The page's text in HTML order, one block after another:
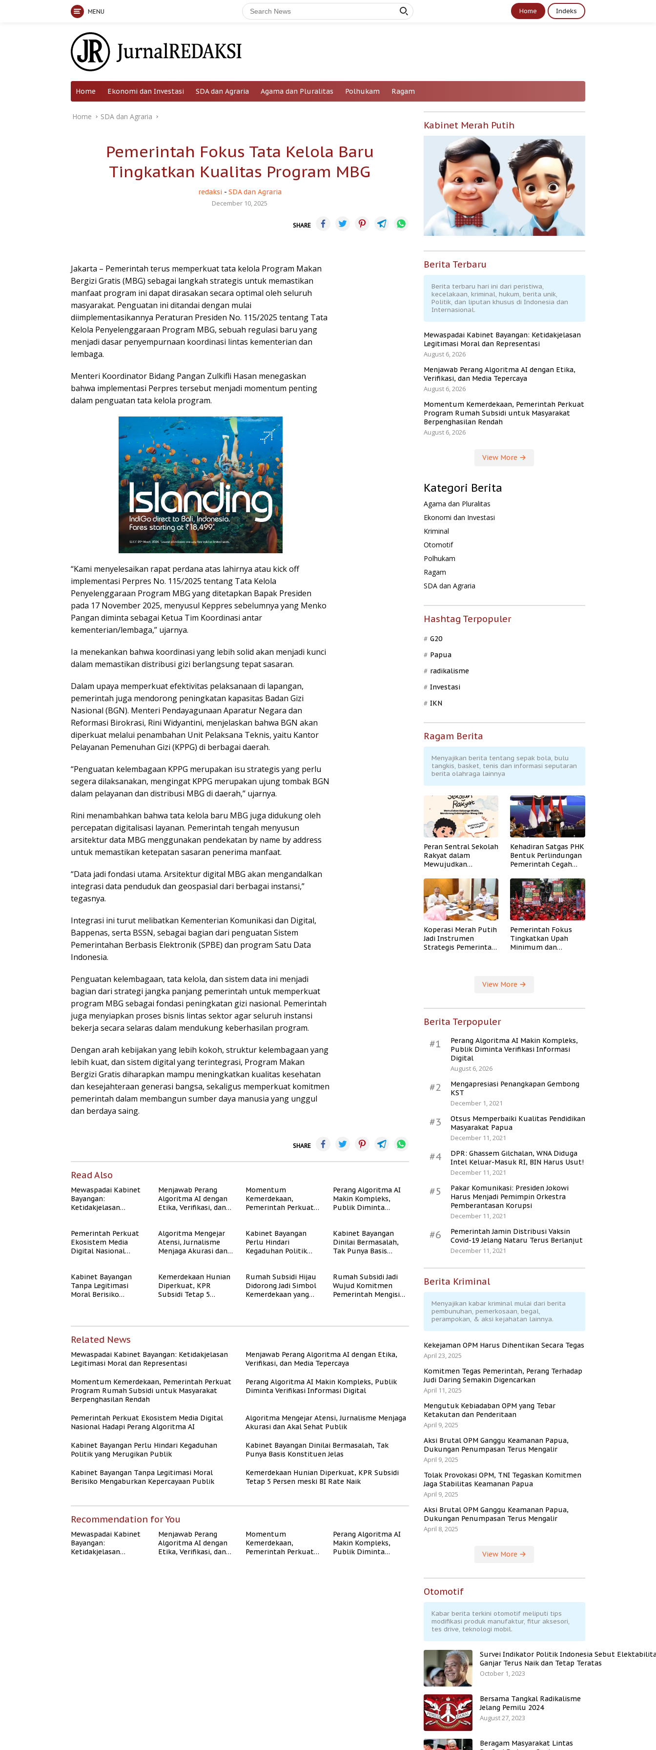
MENU Home Indeks
Home Ekonomi dan Investasi SDA dan Agraria Agama dan Pluralitas Polhukam Ragam
Home SDA dan Agraria
Pemerintah Fokus Tata Kelola Baru
Tingkatkan Kualitas Program MBG
redaksi - SDA dan Agraria
December 10, 2025
SHARE
Jakarta – Pemerintah terus memperkuat tata kelola Program Makan
Bergizi Gratis (MBG) sebagai langkah strategis untuk memastikan
manfaat program ini dapat dirasakan secara optimal oleh seluruh
masyarakat. Penguatan ini ditandai dengan mulai
diimplementasikannya Peraturan Presiden No. 115/2025 tentang Tata
Kelola Penyelenggaraan Program MBG, sebuah regulasi baru yang
menjadi dasar penyempurnaan koordinasi lintas kementerian dan
lembaga.
Menteri Koordinator Bidang Pangan Zulkifli Hasan menegaskan
bahwa implementasi Perpres tersebut menjadi momentum penting
dalam penguatan tata kelola program.
“Kami menyelesaikan rapat perdana atas lahirnya atau kick off
implementasi Perpres No. 115/2025 tentang Tata Kelola
Penyelenggaraan Program MBG yang ditetapkan Bapak Presiden
pada 17 November 2025, menyusul Keppres sebelumnya yang Menko
Pangan diminta sebagai Ketua Tim Koordinasi antar
kementerian/lembaga,” ujarnya.
Ia menekankan bahwa koordinasi yang lebih solid akan menjadi kunci
dalam memastikan distribusi gizi berlangsung tepat sasaran.
Dalam upaya memperkuat efektivitas pelaksanaan di lapangan,
pemerintah juga mendorong peningkatan kapasitas Badan Gizi
Nasional (BGN). Menteri Pendayagunaan Aparatur Negara dan
Reformasi Birokrasi, Rini Widyantini, menjelaskan bahwa BGN akan
diperkuat melalui penambahan Unit Pelaksana Teknis, yaitu Kantor
Pelayanan Pemenuhan Gizi (KPPG) di berbagai daerah.
“Penguatan kelembagaan KPPG merupakan isu strategis yang perlu
segera dilaksanakan, mengingat KPPG merupakan ujung tombak BGN
dalam pelayanan dan distribusi MBG di daerah,” ujarnya.
Rini menambahkan bahwa tata kelola baru MBG juga didukung oleh
percepatan digitalisasi layanan. Pemerintah tengah menyusun
arsitektur data MBG menggunakan pendekatan by name by address
untuk memastikan ketepatan sasaran penerima manfaat.
“Data jadi fondasi utama. Arsitektur digital MBG akan mengandalkan
integrasi data penduduk dan geospasial dari berbagai instansi,”
tegasnya.
Integrasi ini turut melibatkan Kementerian Komunikasi dan Digital,
Bappenas, serta BSSN, sebagai bagian dari penguatan Sistem
Pemerintahan Berbasis Elektronik (SPBE) dan program Satu Data
Indonesia.
Penguatan kelembagaan, tata kelola, dan sistem data ini menjadi
bagian dari strategi jangka panjang pemerintah untuk memperkuat
program MBG sebagai fondasi peningkatan gizi nasional. Pemerintah
juga menyiapkan proses bisnis lintas sektor agar seluruh instansi
bekerja secara selaras dalam mendukung keberhasilan program.
Dengan arah kebijakan yang lebih kokoh, struktur kelembagaan yang
lebih kuat, dan sistem digital yang terintegrasi, Program Makan
Bergizi Gratis diharapkan mampu meningkatkan kualitas kesehatan
dan kesejahteraan generasi bangsa, sekaligus memperkuat komitmen
pemerintah dalam membangun sumber daya manusia yang unggul
dan berdaya saing.
SHARE
Read Also
Mewaspadai Kabinet
Bayangan:
Ketidakjelasan
Menjawab Perang
Algoritma AI dengan
Etika, Verifikasi, dan
Momentum
Kemerdekaan,
Pemerintah Perkuat
Masyarakat
Berpenghasilan
Rendah
Perang Algoritma AI
Makin Kompleks,
Publik Diminta
Pemerintah Perkuat
Ekosistem Media
Digital Nasional
Algoritma Mengejar
Atensi, Jurnalisme
Menjaga Akurasi dan
Kabinet Bayangan
Perlu Hindari
Kegaduhan Politik
Kabinet Bayangan
Dinilai Bermasalah,
Tak Punya Basis
Kabinet Bayangan
Tanpa Legitimasi
Moral Berisiko
Kemerdekaan Hunian
Diperkuat, KPR
Subsidi Tetap 5
Rumah Subsidi Hijau
Didorong Jadi Simbol
Kemerdekaan yang
Rumah Subsidi Jadi
Wujud Komitmen
Pemerintah Mengisi
Related News
Mewaspadai Kabinet Bayangan: Ketidakjelasan
Legitimasi Moral dan Representasi
Menjawab Perang Algoritma AI dengan Etika,
Verifikasi, dan Media Tepercaya
Momentum Kemerdekaan, Pemerintah Perkuat
Program Rumah Subsidi untuk Masyarakat
Berpenghasilan Rendah
Perang Algoritma AI Makin Kompleks, Publik
Diminta Verifikasi Informasi Digital
Pemerintah Perkuat Ekosistem Media Digital
Nasional Hadapi Perang Algoritma AI
Algoritma Mengejar Atensi, Jurnalisme Menjaga
Akurasi dan Akal Sehat Publik
Kabinet Bayangan Perlu Hindari Kegaduhan
Politik yang Merugikan Publik
Kabinet Bayangan Dinilai Bermasalah, Tak
Punya Basis Konstituen Jelas
Kabinet Bayangan Tanpa Legitimasi Moral
Berisiko Mengaburkan Kepercayaan Publik
Kemerdekaan Hunian Diperkuat, KPR Subsidi
Tetap 5 Persen meski BI Rate Naik
Recommendation for You
Mewaspadai Kabinet
Bayangan:
Ketidakjelasan
Menjawab Perang
Algoritma AI dengan
Etika, Verifikasi, dan
Momentum
Kemerdekaan,
Pemerintah Perkuat
Perang Algoritma AI
Makin Kompleks,
Publik Diminta
Kabinet Merah Putih
Berita Terbaru
Berita terbaru hari ini dari peristiwa,
kecelakaan, kriminal, hukum, berita unik,
Politik, dan liputan khusus di Indonesia dan
Internasional.
Mewaspadai Kabinet Bayangan: Ketidakjelasan
Legitimasi Moral dan Representasi
August 6, 2026
Menjawab Perang Algoritma AI dengan Etika,
Verifikasi, dan Media Tepercaya
August 6, 2026
Momentum Kemerdekaan, Pemerintah Perkuat
Program Rumah Subsidi untuk Masyarakat
Berpenghasilan Rendah
August 6, 2026
View More
Kategori Berita
Agama dan Pluralitas
Ekonomi dan Investasi
Kriminal
Otomotif
Polhukam
Ragam
SDA dan Agraria
Hashtag Terpopuler
G20
Papua
radikalisme
Investasi
IKN
Ragam Berita
Menyajikan berita tentang sepak bola, bulu
tangkis, basket, tenis dan informasi seputaran
berita olahraga lainnya
Peran Sentral Sekolah
Rakyat dalam
Mewujudkan
Kehadiran Satgas PHK
Bentuk Perlindungan
Pemerintah Cegah
Koperasi Merah Putih
Jadi Instrumen
Strategis Pemerintah
Pemerintah Fokus
Tingkatkan Upah
Minimum dan
View More
Berita Terpopuler
#1
Perang Algoritma AI Makin Kompleks,
Publik Diminta Verifikasi Informasi
Digital
August 6, 2026
#2
Mengapresiasi Penangkapan Gembong
KST
December 1, 2021
#3
Otsus Memperbaiki Kualitas Pendidikan
Masyarakat Papua
December 11, 2021
#4
DPR: Ghassem Gilchalan, WNA Diduga
Intel Keluar-Masuk RI, BIN Harus Usut!
December 11, 2021
#5
Pakar Komunikasi: Presiden Jokowi
Harus Menjadi Pemimpin Orkestra
Pemberantasan Korupsi
December 11, 2021
#6
Pemerintah Jamin Distribusi Vaksin
Covid-19 Jelang Nataru Terus Berlanjut
December 11, 2021
Berita Kriminal
Menyajikan kabar kriminal mulai dari berita
pembunuhan, pemerkosaan, begal,
perampokan, & aksi kejahatan lainnya.
Kekejaman OPM Harus Dihentikan Secara Tegas
April 23, 2025
Komitmen Tegas Pemerintah, Perang Terhadap
Judi Daring Semakin Digencarkan
April 11, 2025
Mengutuk Kebiadaban OPM yang Tebar
Ketakutan dan Penderitaan
April 9, 2025
Aksi Brutal OPM Ganggu Keamanan Papua,
Dukungan Penumpasan Terus Mengalir
April 9, 2025
Tolak Provokasi OPM, TNI Tegaskan Komitmen
Jaga Stabilitas Keamanan Papua
April 9, 2025
Aksi Brutal OPM Ganggu Keamanan Papua,
Dukungan Penumpasan Terus Mengalir
April 8, 2025
View More
Otomotif
Kabar berita terkini otomotif meliputi tips
modifikasi produk manufaktur, fitur aksesori,
tes drive, teknologi mobil.
Survei Indikator Politik Indonesia Sebut
Ganjar Terus Naik dan Tetap Teratas
October 1, 2023
Bersama Tangkal Radikalisme
Jelang Pemilu 2024
August 27, 2023
Beragam Masyarakat Lintas